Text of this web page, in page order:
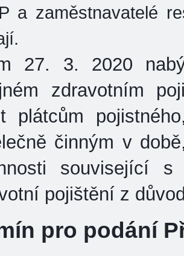
a zaměstnavatelé
27. 3. 2020
zdravotním
plátcům
činným v
související
pojištění z
pro podání